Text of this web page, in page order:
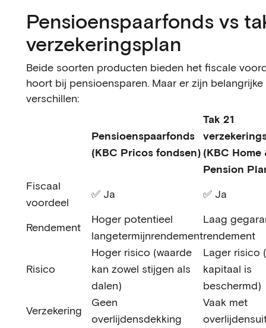
Pensioenspaarfonds vs
verzekeringsplan
Beide soorten producten bieden het fiscale
hoort bij pensioensparen. Maar er zijn belangrijke
verschillen:
Pensioenspaarfonds
(KBC Pricos fondsen)
Tak 21
(KBC Home
Pension
Fiscaal
voordeel
✅ Ja ✅ Ja
Rendement
Hoger potentieel
langetermijnrendement
Laag
rendement
Risico
Hoger risico (waarde
kan zowel stijgen als
dalen)
Lager risico
kapitaal is
beschermd)
Verzekering
Geen
overlijdensdekking
Vaak met